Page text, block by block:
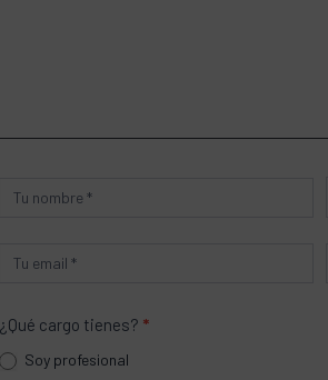
Producto
¿Qué cargo tienes? *
Soy profesional